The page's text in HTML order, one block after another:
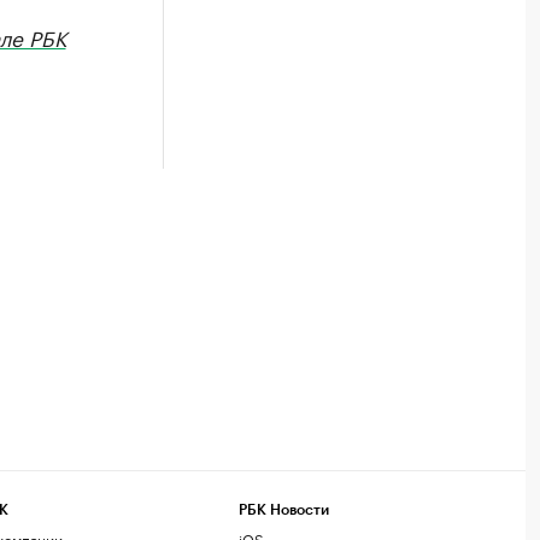
РБК
РБК Новости